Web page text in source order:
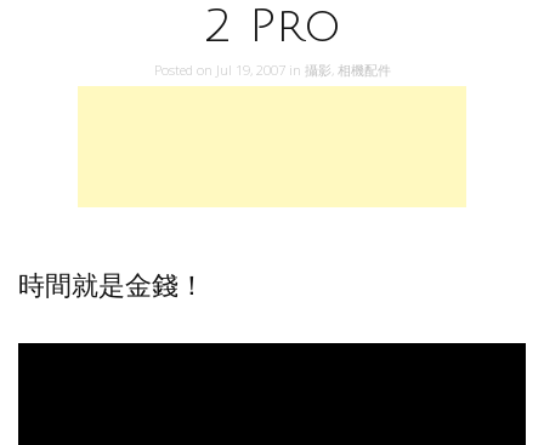
2 Pro
Posted on Jul 19, 2007 in 攝影, 相機配件
時間就是金錢！